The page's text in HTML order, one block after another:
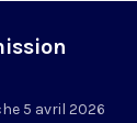
5 avril 2026